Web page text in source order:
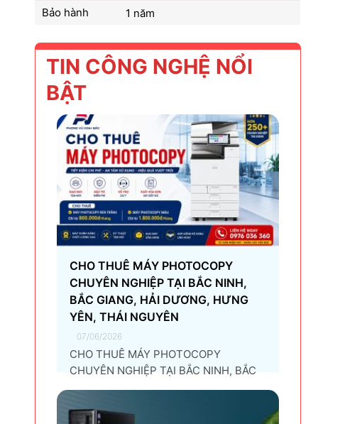
Bảo hành
1 năm
TIN CÔNG NGHỆ NỔI
BẬT
CHO THUÊ MÁY PHOTOCOPY
CHUYÊN NGHIỆP TẠI BẮC NINH,
BẮC GIANG, HẢI DƯƠNG, HƯNG
YÊN, THÁI NGUYÊN
07/06/2026
CHO THUÊ MÁY PHOTOCOPY
CHUYÊN NGHIỆP TẠI BẮC NINH, BẮC
GIANG, HẢI DƯƠNG, HƯNG YÊN, THÁI
photocopy tối ưu dành cho doanh